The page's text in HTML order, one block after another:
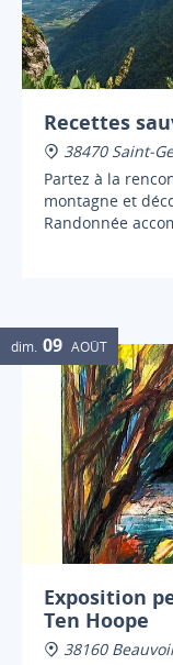
Recettes
38470 Saint-
Partez à la
montagne et
Randonnée
dim. 09 AOÛT
Exposition
Ten Hoope
38160